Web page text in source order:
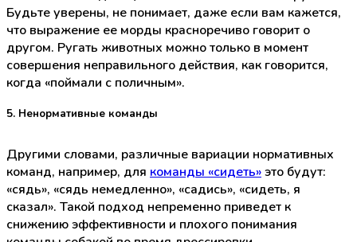
Будьте уверены, не понимает, даже если вам кажется,
что выражение ее морды красноречиво говорит о
другом. Ругать животных можно только в момент
совершения неправильного действия, как говорится,
когда «поймали с поличным».
5. Ненормативные команды
Другими словами, различные вариации нормативных
команд, например, для команды «сидеть»это будут:
«сядь», «сядь немедленно», «садись», «сидеть, я
сказал». Такой подход непременно приведет к
снижению эффективности и плохого понимания